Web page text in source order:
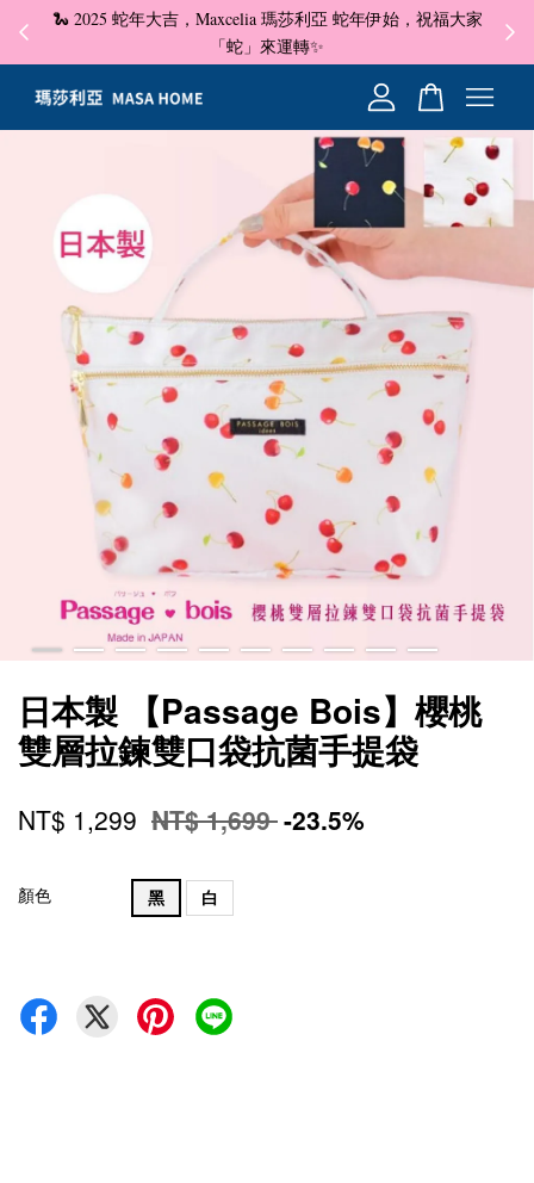
🐍 2025 蛇年大吉，Maxcelia 瑪莎利亞 蛇年伊始，祝福大家
「蛇」來運轉✨
✦
日本製 【Passage Bois】櫻桃
雙層拉鍊雙口袋抗菌手提袋
NT$ 1,299 NT$ 1,699-23.5%
顏色 黑 白
您的購物車目前還是空的。
繼續購物